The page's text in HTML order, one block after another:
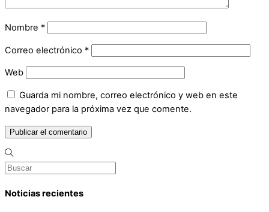
Nombre *
Correo electrónico *
Web
Guarda mi nombre, correo electrónico y web en este
navegador para la próxima vez que comente.
Noticias recientes